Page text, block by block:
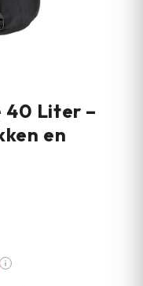
40 Liter –
en